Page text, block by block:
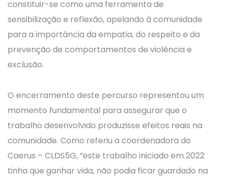
constituir-se como uma ferramenta de
sensibilização e reflexão, apelando à comunidade
para a importância da empatia, do respeito e da
prevenção de comportamentos de violência e
exclusão.
O encerramento deste percurso representou um
momento fundamental para assegurar que o
trabalho desenvolvido produzisse efeitos reais na
comunidade. Como referiu a coordenadora do
Caerus – CLDS5G, “este trabalho iniciado em 2022
tinha que ganhar vida, não podia ficar guardado na